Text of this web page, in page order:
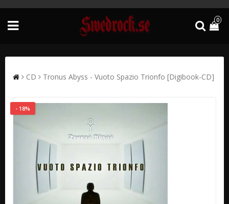
0
CD Tronus Abyss - Vuoto Spazio Trionfo [Digibook-CD]
- 18%